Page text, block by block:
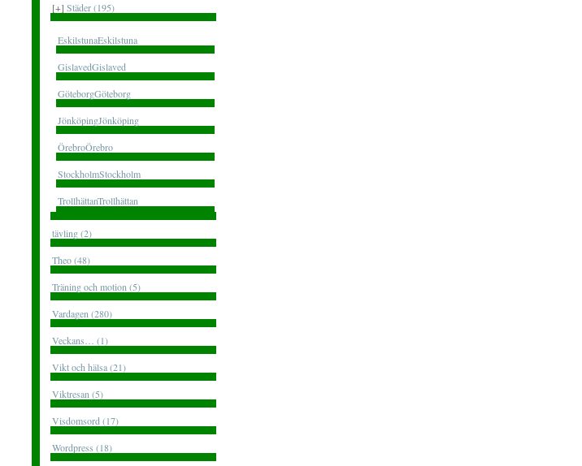
[+] Städer (195)
EskilstunaEskilstuna
GislavedGislaved
GöteborgGöteborg
JönköpingJönköping
ÖrebroÖrebro
StockholmStockholm
TrollhättanTrollhättan
tävling (2)
Theo (48)
Träning och motion (5)
Vardagen (280)
Veckans… (1)
Vikt och hälsa (21)
Viktresan (5)
Visdomsord (17)
Wordpress (18)